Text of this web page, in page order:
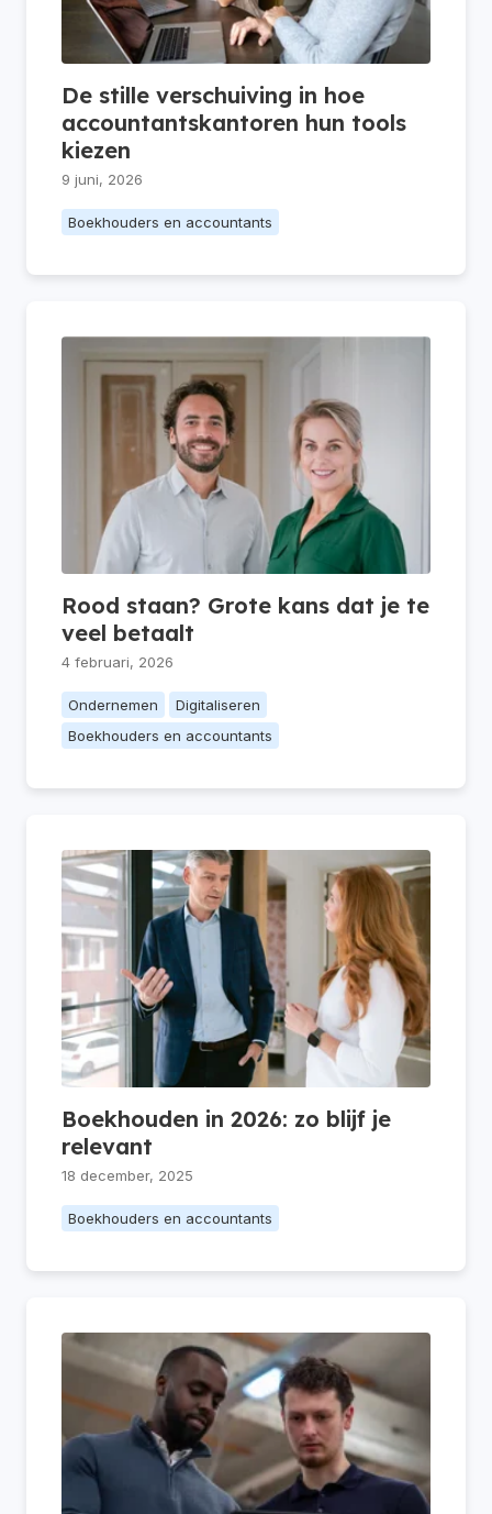
De stille verschuiving in hoe
accountantskantoren hun tools
kiezen
9 juni, 2026
Boekhouders en accountants
Rood staan? Grote kans dat je te
veel betaalt
4 februari, 2026
Ondernemen
Digitaliseren
Boekhouders en accountants
Boekhouden in 2026: zo blijf je
relevant
18 december, 2025
Boekhouders en accountants